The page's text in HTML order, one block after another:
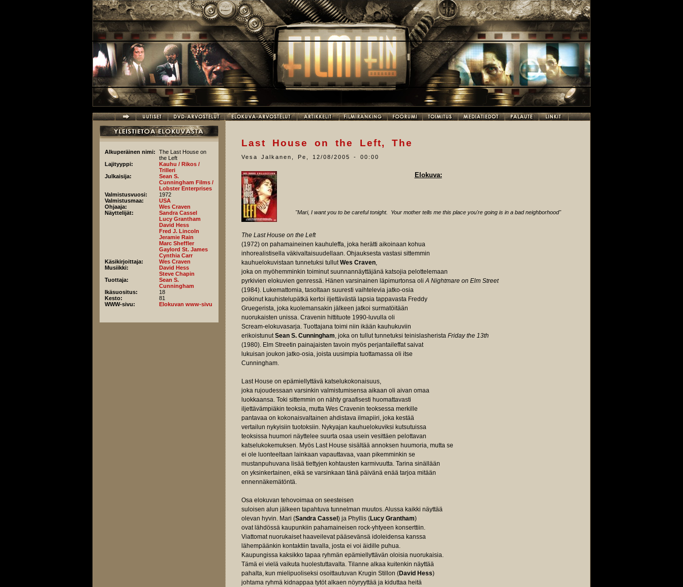
Alkuperäinen nimi:
The Last House on
the Left
Lajityyppi:
Kauhu / Rikos /
Trilleri
Julkaisija:
Sean S.
Cunningham Films /
Lobster Enterprises
Valmistusvuosi:
1972
Valmistusmaa:
USA
Ohjaaja:
Wes Craven
Näyttelijät:
Sandra Cassel
Lucy Grantham
David Hess
Fred J. Lincoln
Jeramie Rain
Marc Sheffler
Gaylord St. James
Cynthia Carr
Käsikirjoittaja:
Wes Craven
Musiikki:
David Hess
Steve Chapin
Tuottaja:
Sean S.
Cunningham
Ikäsuositus:
18
Kesto:
81
WWW-sivu:
Elokuvan www-sivu
Last House on the Left, The
Vesa Jalkanen Pe, 12/08/2005 - 00:00
Elokuva:
"Mari, I want you to be careful tonight. Your mother tells me this place you're going is in a bad neighborhood"
The Last House on the Left
(1972) on pahamaineinen kauhuleffa, joka herätti aikoinaan kohua
inhorealistisella väkivaltaisuudellaan. Ohjauksesta vastasi sittemmin
kauhuelokuvistaan tunnetuksi tullutWes Craven,
joka on myöhemminkin toiminut suunnannäyttäjänä katsojia pelottelemaan
pyrkivien elokuvien genressä. Hänen varsinainen läpimurtonsa oliA Nightmare on Elm Street
(1984). Lukemattomia, tasoltaan suuresti vaihtelevia jatko-osia
poikinut kauhistelupätkä kertoi iljettävästä lapsia tappavasta Freddy
Gruegerista, joka kuolemansakin jälkeen jatkoi surmatöitään
nuorukaisten unissa. Cravenin hittituote 1990-luvulla oli
Scream-elokuvasarja. Tuottajana toimi niin ikään kauhukuviin
erikoistunutSean S. Cunningham, joka on tullut tunnetuksi teinislasherista Friday the 13th
(1980). Elm Streetin painajaisten tavoin myös perjantaileffat saivat
lukuisan joukon jatko-osia, joista uusimpia tuottamassa oli itse
Cunningham.
Last House on epämiellyttävä katselukokonaisuus,
joka rujoudessaan varsinkin valmistumisensa aikaan oli aivan omaa
luokkaansa. Toki sittemmin on nähty graafisesti huomattavasti
iljettävämpiäkin teoksia, mutta Wes Cravenin teoksessa merkille
pantavaa on kokonaisvaltainen ahdistava ilmapiiri, joka kestää
vertailun nykyisiin tuotoksiin. Nykyajan kauhuelokuviksi kutsutuissa
teoksissa huumori näyttelee suurta osaa usein vesittäen pelottavan
katselukokemuksen. Myös Last House sisältää annoksen huumoria, mutta se
ei ole luonteeltaan lainkaan vapauttavaa, vaan pikemminkin se
mustanpuhuvana lisää tiettyjen kohtausten karmivuutta. Tarina sinällään
on yksinkertainen, eikä se varsinkaan tänä päivänä enää tarjoa mitään
ennennäkemätöntä.
Osa elokuvan tehovoimaa on seesteisen
suloisen alun jälkeen tapahtuva tunnelman muutos. Alussa kaikki näyttää
olevan hyvin. Mari (Sandra Cassel ) ja Phyllis (Lucy Grantham)
ovat lähdössä kaupunkiin pahamaineisen rock-yhtyeen konserttiin.
Viattomat nuorukaiset haaveilevat pääsevänsä idoleidensa kanssa
lähempäänkin kontaktiin tavalla, josta ei voi äidille puhua.
Kaupungissa kaksikko tapaa ryhmän epämiellyttävän oloisia nuorukaisia.
Tämä ei vielä vaikuta huolestuttavalta. Tilanne alkaa kuitenkin näyttää
pahalta, kun mielipuoliseksi osoittautuvan Krugin Stillon (David Hess)
johtama ryhmä kidnappaa tytöt alkaen nöyryyttää ja kiduttaa heitä